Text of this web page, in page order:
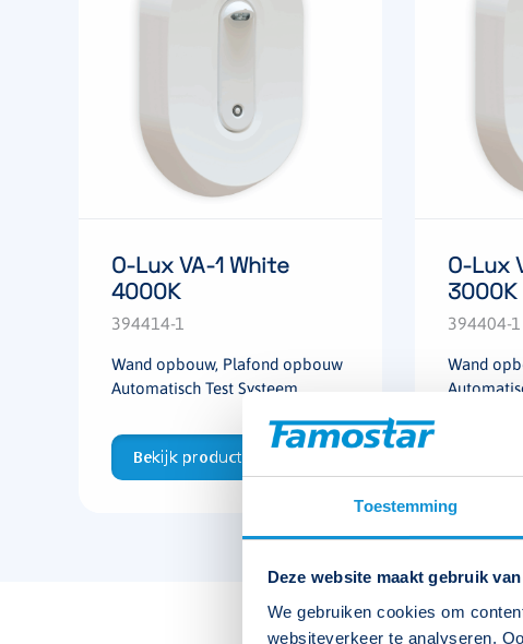
Toestemming
Deze website maakt gebruik
We gebruiken cookies om
websiteverkeer te analyseren.
O-Lux VA-1 White
4000K
394414-1
Wand opbouw, Plafond opbouw
Automatisch Test Systeem
Bekijk product
O-Lux
3000K
394404-1
Wand